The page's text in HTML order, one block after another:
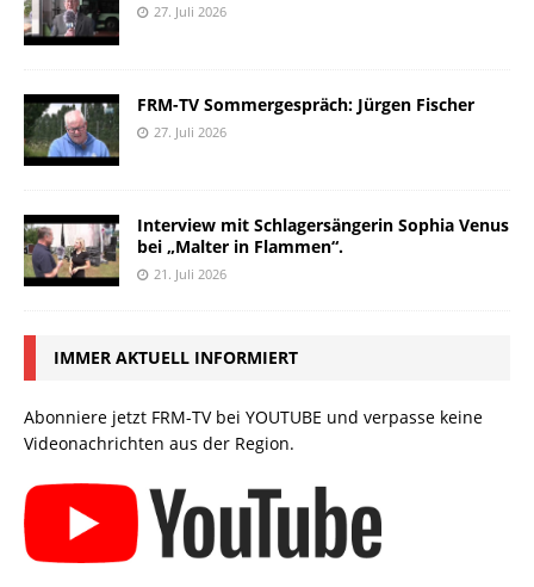
27. Juli 2026
FRM-TV Sommergespräch: Jürgen Fischer
27. Juli 2026
Interview mit Schlagersängerin Sophia Venus
bei „Malter in Flammen“.
21. Juli 2026
IMMER AKTUELL INFORMIERT
Abonniere jetzt FRM-TV bei YOUTUBE und verpasse keine
Videonachrichten aus der Region.